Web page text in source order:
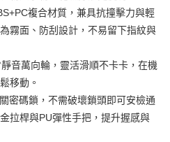
哥大用戶可立即使用無須另外申請。
訂單成立後會自動跳轉到大哥付的交易
的期數、繳款截止日，確認付款後即完
額請依後續交易確認頁面所載為準。
交易或遇審核未通過，訂單將自動取
表示未達大哥付你分期系統評分，恕無
付你分期」於每月結算日後寄送繳費提
免運
)免運費
複合材質，兼具抗撞擊力與輕
霧面、防刮設計，不易留下指紋與
音萬向輪，靈活滑順不卡卡，在機
移動。
密碼鎖，不需破壞鎖頭即可安檢通
拉桿與PU彈性手把，提升握感與